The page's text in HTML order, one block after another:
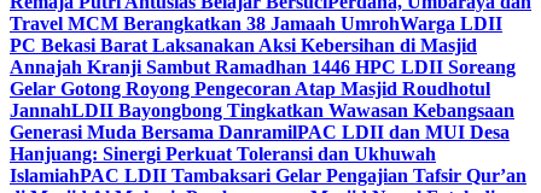
Travel MCM Berangkatkan 38 Jamaah UmrohWarga LDII
PC Bekasi Barat Laksanakan Aksi Kebersihan di Masjid
Annajah Kranji Sambut Ramadhan 1446 HPC LDII Soreang
Gelar Gotong Royong Pengecoran Atap Masjid Roudhotul
JannahLDII Bayongbong Tingkatkan Wawasan Kebangsaan
Generasi Muda Bersama DanramilPAC LDII dan MUI Desa
Hanjuang: Sinergi Perkuat Toleransi dan Ukhuwah
IslamiahPAC LDII Tambaksari Gelar Pengajian Tafsir Qur’an